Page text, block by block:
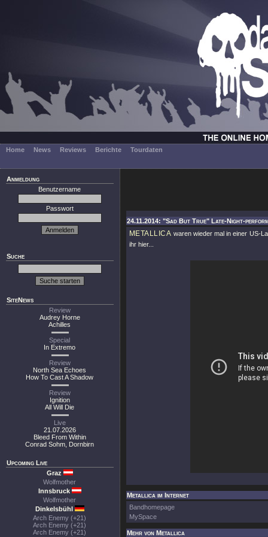
Home News Reviews Berichte Tourdaten
Anmeldung
Benutzername
Passwort
Suche
SiteNews
Review
Audrey Horne
Achilles
Special
In Extremo
Review
North Sea Echoes
How To Cast A Shadow
Review
Ignition
All Will Die
Live
21.07.2026
Bleed From Within
Conrad Sohm, Dornbirn
Upcoming Live
Graz
Wolfmother
Innsbruck
Wolfmother
Dinkelsbühl
Arch Enemy (+21)
Arch Enemy (+21)
Arch Enemy (+21)
24.11.2014: "Sad But True" Late-Night-
METALLICA waren wieder mal in einer US-
ihr hier...
Metallica im Internet
Bandhomepage
MySpace
Mehr von Metallica